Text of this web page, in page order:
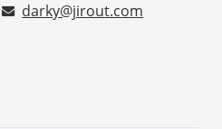
darky@jirout.com